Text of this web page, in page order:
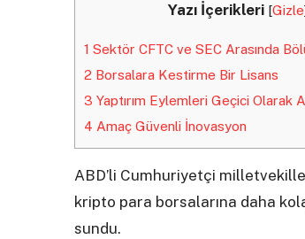
Yazı İçerikleri [Gizle
1 Sektör CFTC ve SEC Arasında
2 Borsalara Kestirme Bir Lisans
3 Yaptırım Eylemleri Geçici Olarak
4 Amaç Güvenli İnovasyon
ABD’li Cumhuriyetçi
kripto para borsalarına daha
sundu.